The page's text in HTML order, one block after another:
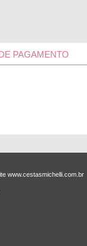
PAGAMENTO
www.cestasmichelli.com.br